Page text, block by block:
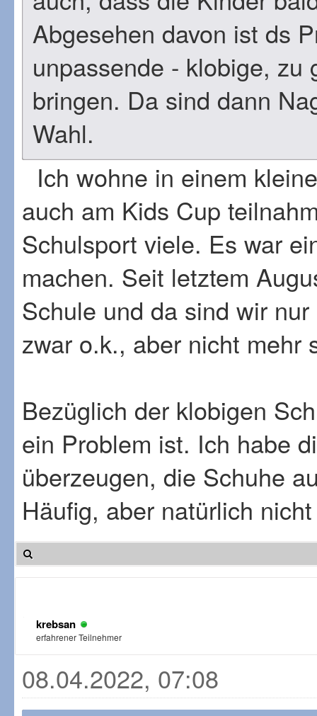
Abgesehen davon ist ds
unpassende - klobige, zu
bringen. Da sind dann
Wahl.
Ich wohne in einem
auch am Kids Cup
Schulsport viele. Es war
machen. Seit letztem
Schule und da sind wir
zwar o.k., aber nicht mehr
Bezüglich der klobigen
ein Problem ist. Ich habe
überzeugen, die Schuhe
Häufig, aber natürlich
krebsan
erfahrener Teilnehmer
08.04.2022, 07:08